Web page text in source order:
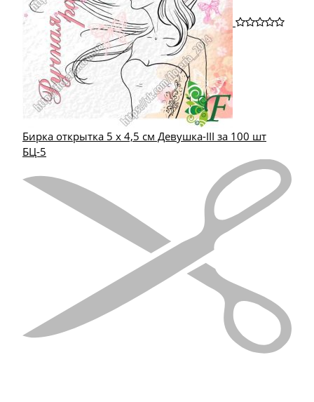
Бирка открытка 5 х 4,5 см Девушка-III за 100 шт
БЦ-5